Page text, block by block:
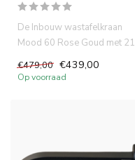
De Inbouw wastafelkraan
Mood 60 Rose Goud met 21
volle...
€479,00 €439,00
Op voorraad